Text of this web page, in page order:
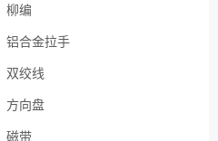
柳编
铝合金拉手
双绞线
方向盘
磁带